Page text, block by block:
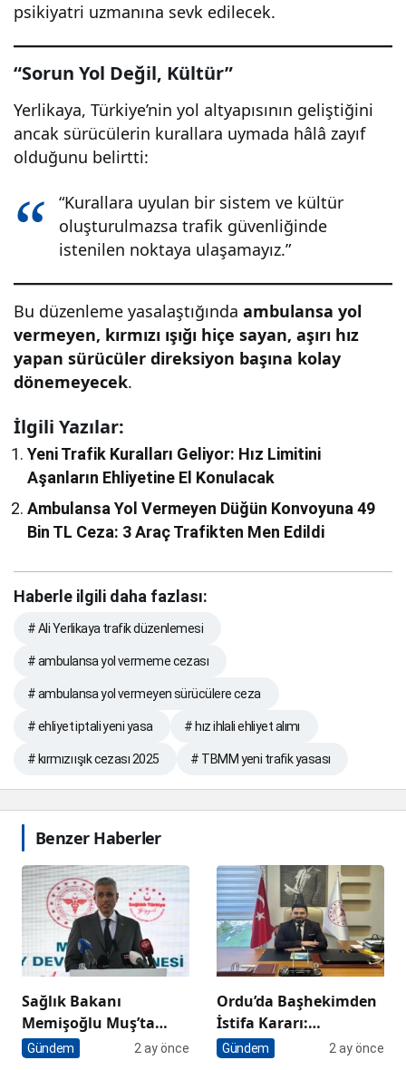
psikiyatri uzmanına sevk edilecek.
“Sorun Yol Değil, Kültür”
Yerlikaya, Türkiye’nin yol altyapısının geliştiğini
ancak sürücülerin kurallara uymada hâlâ zayıf
olduğunu belirtti:
“Kurallara uyulan bir sistem ve kültür
oluşturulmazsa trafik güvenliğinde
istenilen noktaya ulaşamayız.”
Bu düzenleme yasalaştığındaambulansa yol
vermeyen, kırmızı ışığı hiçe sayan, aşırı hız
yapan sürücüler direksiyon başına kolay
dönemeyecek.
İlgili Yazılar:
Yeni Trafik Kuralları Geliyor: Hız Limitini
Aşanların Ehliyetine El Konulacak
Ambulansa Yol Vermeyen Düğün Konvoyuna 49
Bin TL Ceza: 3 Araç Trafikten Men Edildi
Haberle ilgili daha fazlası:
# Ali Yerlikaya trafik düzenlemesi
# ambulansa yol vermeme cezası
# ambulansa yol vermeyen sürücülere ceza
# ehliyet iptali yeni yasa # hız ihlali ehliyet alımı
# kırmızı ışık cezası 2025 # TBMM yeni trafik yasası
Benzer Haberler
Sağlık Bakanı
Memişoğlu Muş’ta
Açıkladı: “Sağlık
Gündem 2 ay önce
Ordu’da Başhekimden
İstifa Kararı:
“Siyasetçilerin Ağzıyla
Gündem 2 ay önce